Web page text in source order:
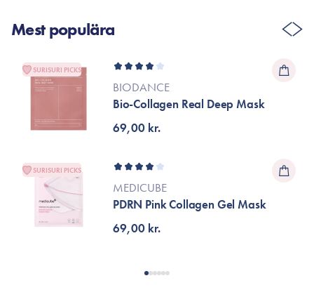
Mest populära
SURISURI PICKS
BIODANCE
Bio-Collagen Real Deep Mask
69,00 kr.
SURISURI PICKS
MEDICUBE
PDRN Pink Collagen Gel Mask
69,00 kr.